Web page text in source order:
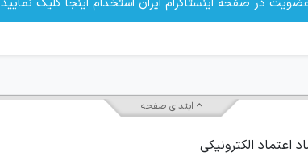
در صفحه اینستاگرام ایران استخدام اینجا کلیک نمایید
ابتدای صفحه
اعتماد الکترونیکی